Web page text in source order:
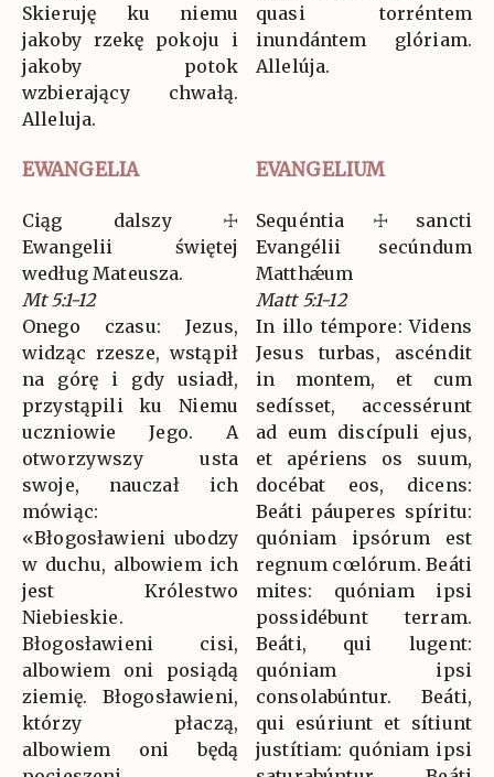
Skieruję ku niemu
jakoby rzekę pokoju i
jakoby potok
wzbierający chwałą.
Alleluja.
quasi torréntem
inundántem glóriam.
Allelúja.
EWANGELIA EVANGELIUM
Ciąg dalszy ☩
Ewangelii świętej
według Mateusza.
Mt 5:1-12
Onego czasu: Jezus,
widząc rzesze, wstąpił
na górę i gdy usiadł,
przystąpili ku Niemu
uczniowie Jego. A
otworzywszy usta
swoje, nauczał ich
mówiąc:
«Błogosławieni ubodzy
w duchu, albowiem ich
jest Królestwo
Niebieskie.
Błogosławieni cisi,
albowiem oni posiądą
ziemię. Błogosławieni,
którzy płaczą,
albowiem oni będą
Sequéntia ☩ sancti
Evangélii secúndum
Matthǽum
Matt 5:1-12
In illo témpore: Videns
Jesus turbas, ascéndit
in montem, et cum
sedísset, accessérunt
ad eum discípuli ejus,
et apériens os suum,
docébat eos, dicens:
Beáti páuperes spíritu:
quóniam ipsórum est
regnum cœlórum. Beáti
mites: quóniam ipsi
possidébunt terram.
Beáti, qui lugent:
quóniam ipsi
consolabúntur. Beáti,
qui esúriunt et sítiunt
justítiam: quóniam ipsi